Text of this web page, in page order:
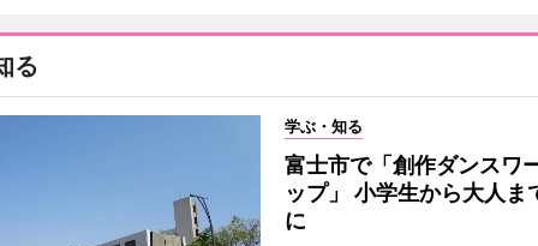
る
学ぶ・知る
富士市で「創作ダンスワ
ップ」 小学生から大人ま
に